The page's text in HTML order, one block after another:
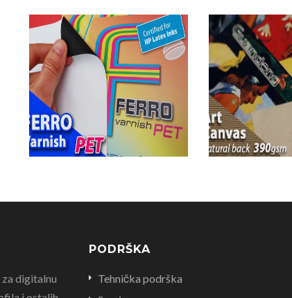
digitalnu
PODRŠKA
Tehnička podrška